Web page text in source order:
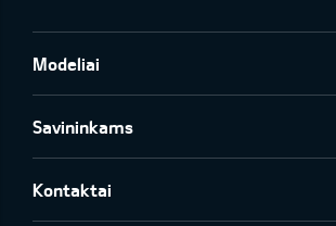
Modeliai
Savininkams
Kontaktai